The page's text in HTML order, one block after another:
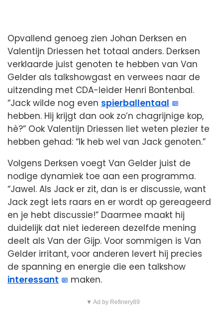
Opvallend genoeg zien Johan Derksen en
Valentijn Driessen het totaal anders. Derksen
verklaarde juist genoten te hebben van Van
Gelder als talkshowgast en verwees naar de
uitzending met CDA-leider Henri Bontenbal.
“Jack wilde nog even spierballentaal
hebben. Hij krijgt dan ook zo’n chagrijnige kop,
hè?” Ook Valentijn Driessen liet weten plezier te
hebben gehad: “Ik heb wel van Jack genoten.”
Volgens Derksen voegt Van Gelder juist de
nodige dynamiek toe aan een programma.
“Jawel. Als Jack er zit, dan is er discussie, want
Jack zegt iets raars en er wordt op gereageerd
en je hebt discussie!” Daarmee maakt hij
duidelijk dat niet iedereen dezelfde mening
deelt als Van der Gijp. Voor sommigen is Van
Gelder irritant, voor anderen levert hij precies
de spanning en energie die een talkshow
interessant
maken.
▼ Ad by Refinery89